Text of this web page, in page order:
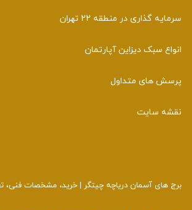
سرمایه گذاری در منطقه 22 تهران
انواع سبک دیزاین آپارتمان
پرسش های متداول
نقشه سایت
برج‌ های آسمان دریاچه چیتگر | خرید، مشخصات فنی،